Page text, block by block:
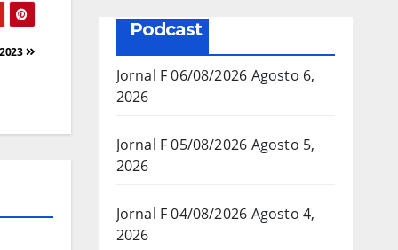
baixo
Podcast
Jornal F 06/08/2026 Agosto 6,
2026
Jornal F 05/08/2026 Agosto 5,
2026
Jornal F 04/08/2026 Agosto 4,
2026